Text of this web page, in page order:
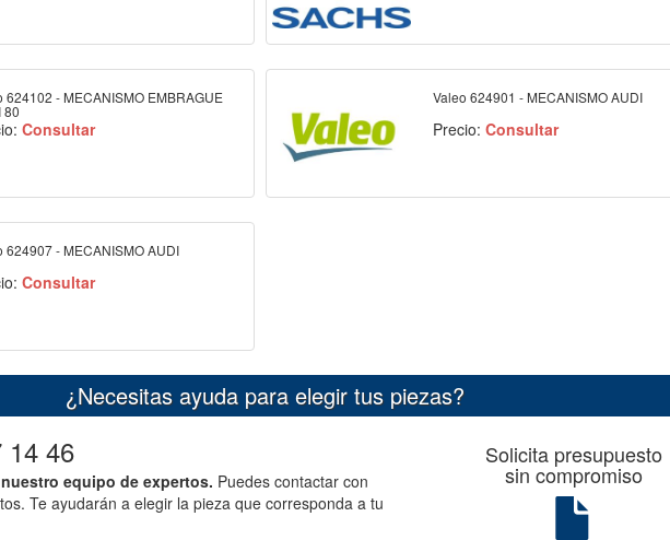
624102 - MECANISMO EMBRAGUE
80
Consultar
Valeo 624901 - MECANISMO AUDI
Precio: Consultar
624907 - MECANISMO AUDI
Consultar
¿Necesitas ayuda para elegir tus piezas?
14 46
equipo de expertos. Puedes contactar con
Te ayudarán a elegir la pieza que corresponda a tu
Solicita presupuesto
sin compromiso